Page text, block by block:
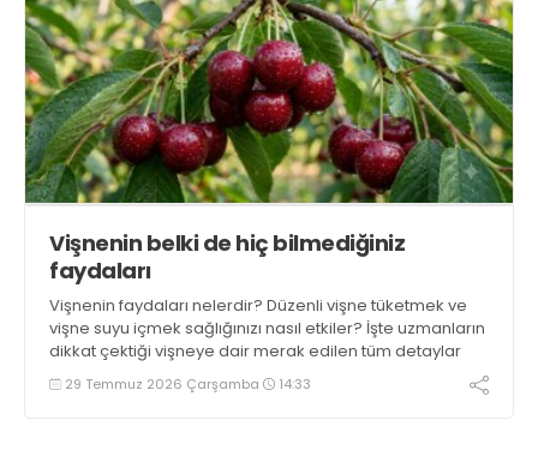
Vişnenin belki de hiç bilmediğiniz
faydaları
Vişnenin faydaları nelerdir? Düzenli vişne tüketmek ve
vişne suyu içmek sağlığınızı nasıl etkiler? İşte uzmanların
dikkat çektiği vişneye dair merak edilen tüm detaylar
29 Temmuz 2026 Çarşamba 14:33